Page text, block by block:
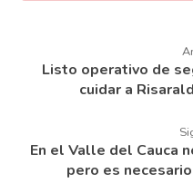
Listo operativo de
cuidar a
En el Valle del Cauca
pero es